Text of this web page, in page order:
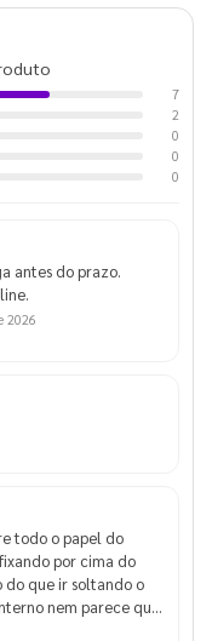
7
2
0
0
0
antes do prazo.
2026
todo o papel do
por cima do
do que ir soltando o
nem parece que
de luminosidade.